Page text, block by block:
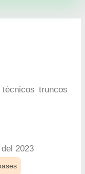
técnicos truncos
2023